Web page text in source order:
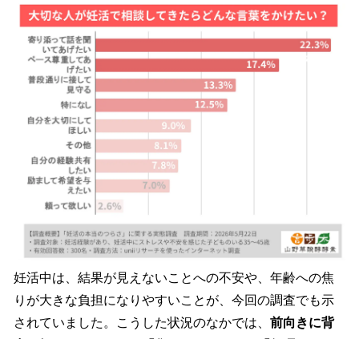
妊活中は、結果が見えないことへの不安や、年齢への焦
りが大きな負担になりやすいことが、今回の調査でも示
されていました。こうした状況のなかでは、 前向きに背